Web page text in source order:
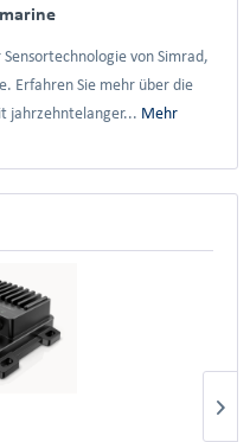
von Simrad,
Erfahren Sie mehr über die
jahrzehntelanger... Mehr